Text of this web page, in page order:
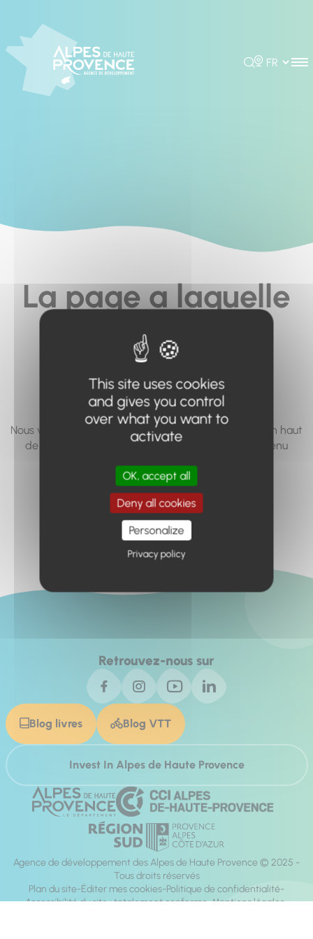
Rechercher
Choisir la
La page a laquelle
vous cherchez à
accéder n'existe
pas... ou plus.
Nous vous invitons à utiliser le moteur de recherche en haut
de page, ou à utiliser le menu pour trouver le contenu
Retour à l'accueil
Retrouvez-nous sur
Blog livres Blog VTT
Invest In Alpes de Haute Provence
Agence de développement des Alpes de Haute Provence © 2025 -
Tous droits réservés
Plan du site Éditer mes cookies Politique de confidentialité
Accessibilité du site : totalement conforme Mentions légales
This site uses cookies
and gives you control
over what you want to
activate
OK, accept all
Deny all cookies
Personalize
Privacy policy